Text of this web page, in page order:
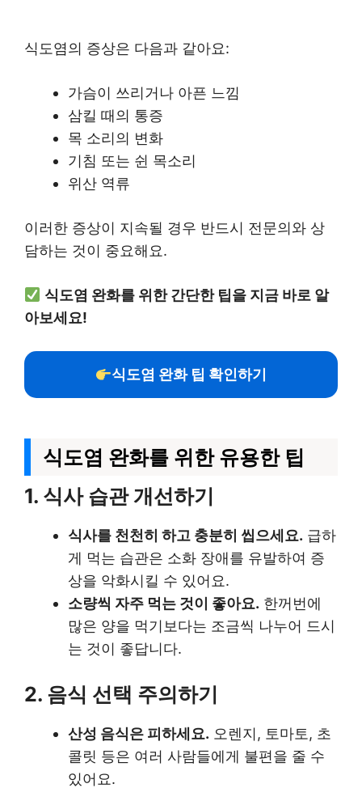
식도염의 증상은 다음과 같아요:
가슴이 쓰리거나 아픈 느낌
삼킬 때의 통증
목 소리의 변화
기침 또는 쉰 목소리
위산 역류
이러한 증상이 지속될 경우 반드시 전문의와 상
담하는 것이 중요해요.
식도염 완화를 위한 간단한 팁을 지금 바로 알
아보세요!
식도염 완화 팁 확인하기
식도염 완화를 위한 유용한 팁
1. 식사 습관 개선하기
식사를 천천히 하고 충분히 씹으세요. 급하
게 먹는 습관은 소화 장애를 유발하여 증
상을 악화시킬 수 있어요.
소량씩 자주 먹는 것이 좋아요. 한꺼번에
많은 양을 먹기보다는 조금씩 나누어 드시
는 것이 좋답니다.
2. 음식 선택 주의하기
산성 음식은 피하세요. 오렌지, 토마토, 초
콜릿 등은 여러 사람들에게 불편을 줄 수
있어요.